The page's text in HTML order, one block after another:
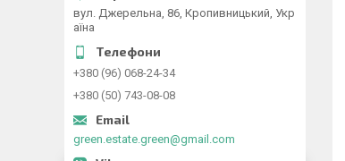
вул. Джерельна, 86, Кропивницький, Укр
аїна
+380 (96) 068-24-34
+380 (50) 743-08-08
green.estate.green@gmail.com